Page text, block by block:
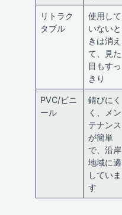
リトラク
タブル
使用して
いないと
きは消え
て、見た
目もすっ
きり
PVC/ビニ
ール
錆びにく
く、メン
テナンス
が簡単
で、沿岸
地域に適
していま
す